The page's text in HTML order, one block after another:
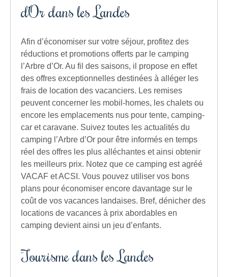
d’Or dans les Landes
Afin d’économiser sur votre séjour, profitez des
réductions et promotions offerts par le camping
l’Arbre d’Or. Au fil des saisons, il propose en effet
des offres exceptionnelles destinées à alléger les
frais de location des vacanciers. Les remises
peuvent concerner les mobil-homes, les chalets ou
encore les emplacements nus pour tente, camping-
car et caravane. Suivez toutes les actualités du
camping l’Arbre d’Or pour être informés en temps
réel des offres les plus alléchantes et ainsi obtenir
les meilleurs prix. Notez que ce camping est agréé
VACAF et ACSI. Vous pouvez utiliser vos bons
plans pour économiser encore davantage sur le
coût de vos vacances landaises. Bref, dénicher des
locations de vacances à prix abordables en
camping devient ainsi un jeu d’enfants.
Tourisme dans les Landes